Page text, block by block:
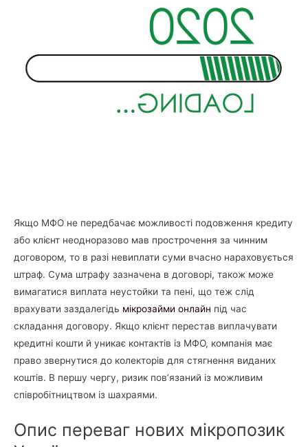
Якщо МФО не передбачає можливості подовження кредиту
або клієнт неодноразово мав прострочення за чинним
договором, то в разі невиплати суми вчасно нараховується
штраф. Сума штрафу зазначена в договорі, також може
вимагатися виплата неустойки та пені, що теж слід
врахувати заздалегідь мікрозайми онлайн під час
складання договору. Якщо клієнт перестав виплачувати
кредитні кошти й уникає контактів із МФО, компанія має
право звернутися до колекторів для стягнення виданих
коштів. В першу чергу, ризик пов’язаний із можливим
співробітництвом із шахраями.
Опис переваг нових мікропозик